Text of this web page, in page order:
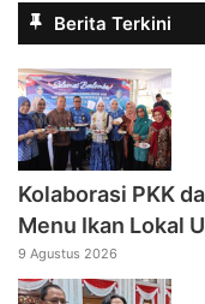
Berita Terkini
Kolaborasi PKK
Menu Ikan Lokal
9 Agustus 2026